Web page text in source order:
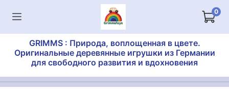
0
GRIMMS : Природа, воплощенная в цвете.
Оригинальные деревянные игрушки из Германии
для свободного развития и вдохновения